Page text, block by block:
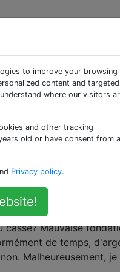
de
qu'un appartement
importantes, mais;
nous n'a beaucoup
cassé? Mauvaise
de temps,
Malheureusement, je
to improve your browsing
content and targeted
where our visitors
and other tracking
old or have consent from a
Privacy policy.